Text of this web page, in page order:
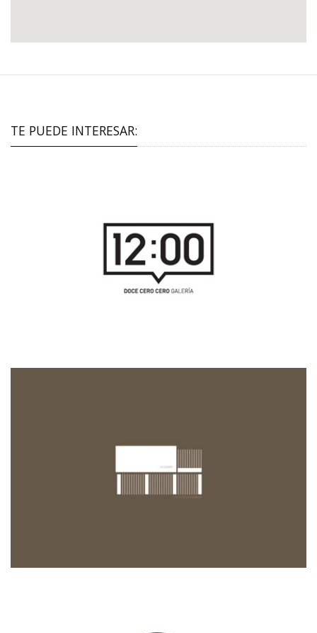
TE PUEDE INTERESAR: